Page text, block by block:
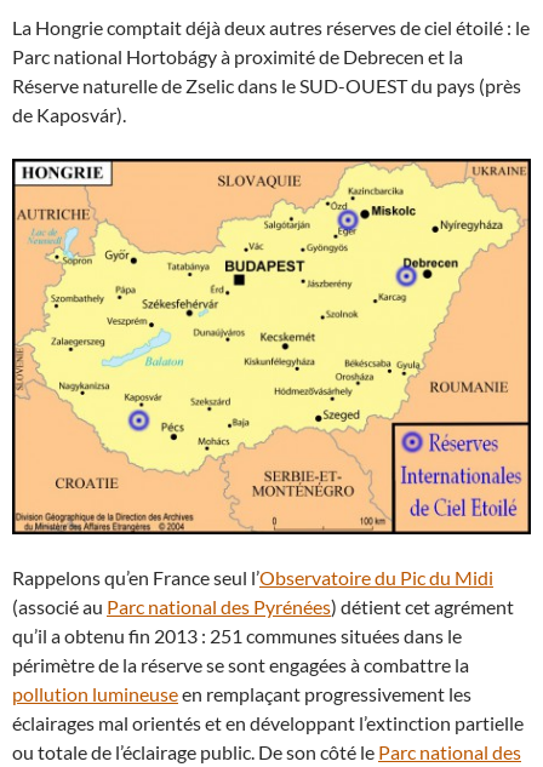
La Hongrie comptait déjà deux autres réserves de ciel étoilé : le
Parc national Hortobágy à proximité de Debrecen et la
Réserve naturelle de Zselic dans le SUD-OUEST du pays (près
de Kaposvár).
Rappelons qu’en France seul l’Observatoire du Pic du Midi
(associé au Parc national des Pyrénées) détient cet agrément
qu’il a obtenu fin 2013 : 251 communes situées dans le
périmètre de la réserve se sont engagées à combattre la
pollution lumineuseen remplaçant progressivement les
éclairages mal orientés et en développant l’extinction partielle
ou totale de l’éclairage public. De son côté le Parc national des